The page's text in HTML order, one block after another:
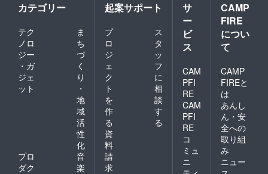
カテゴリー
テク
ノロ
ジー
・ガ
ジェ
ット
ま
ち
づ
く
り
・
地
域
活
性
化
プロ
ダク
音
楽
起案サポート
プ
ロ
ジ
ェ
ク
ト
を
作
る
ス
タ
ッ
フ
に
相
談
す
る
資
料
請
求
サ
ー
ビ
ス
CAM
PFI
RE
CAM
PFI
RE
コ
ミュ
ニ
CAMP
FIRE
につい
て
CAMP
FIREと
は
あんし
ん・安
全への
取り組
み
ニュー